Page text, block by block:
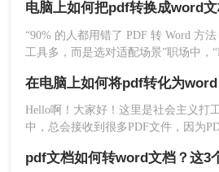
点击右边的客户端，立即下载。
1、首先在本网页，下载安装转
文档吗？下面就来给大家讲讲pdf转
常普遍。本文将介绍如何快速把pdf转
工作效率。
“90% 的人都用错了 PDF 转 Word 方
工具多，而是选对适配场景”职场中，
文需调整格式，稍有不慎就会出现排
变形等问题。
Hello啊！大家好！这里是社会主义打
中，总会接收到很多PDF文件，因为
在电脑上如何将pdf转化为word呢？下